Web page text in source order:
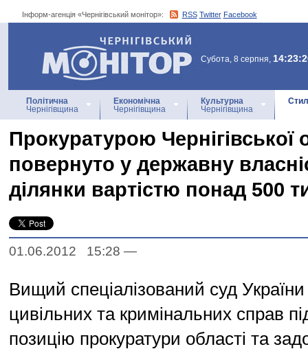
Інформ-агенція «Чернігівський монітор»: RSS Twitter Facebook
Інформ-агенція
«Чернігівський монітор»
Субота, 8 серпня,
Політична
Чернігівщина
Економічна
Чернігівщина
Культурна
Чернігівщина
Прокуратурою Чернігівської
повернуто у державну
ділянки вартістю понад 500
01.06.2012 15:28 —
Вищий спеціалізований суд України
цивільних та кримінальних справ
позицію прокуратури області та